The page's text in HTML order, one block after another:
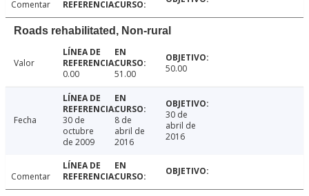
Comentar
Roads rehabilitated, Non-rural
Valor
0.00
51.00 50.00
Fecha
30 de
octubre
de 2009
8 de
abril de
2016
30 de
abril de
2016
Comentar